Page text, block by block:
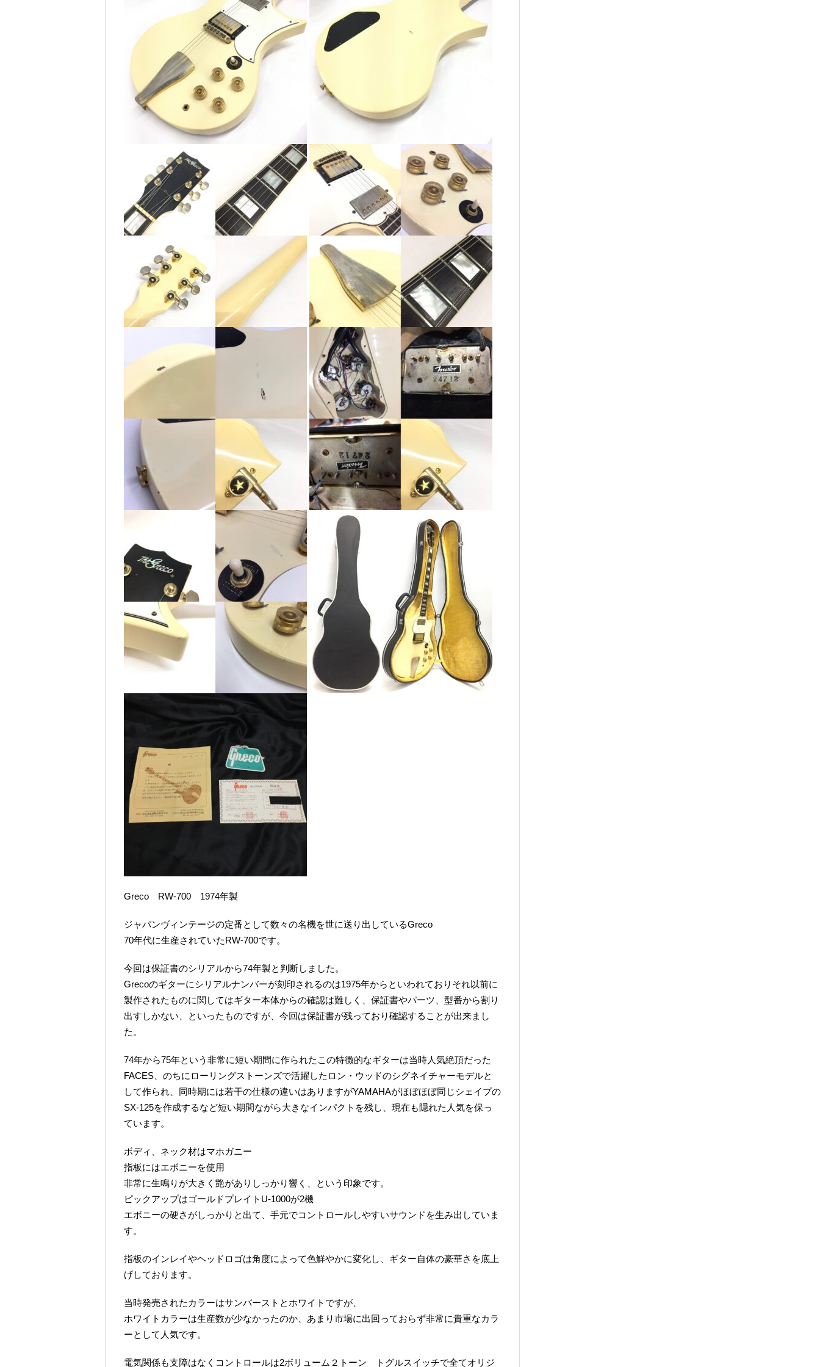
Greco RW-700 1974年製
ジャパンヴィンテージの定番として数々の名機を世に送り出しているGreco
70年代に生産されていたRW-700です。
今回は保証書のシリアルから74年製と判断しました。
Grecoのギターにシリアルナンバーが刻印されるのは1975年からといわれておりそれ以前に
製作されたものに関してはギター本体からの確認は難しく、保証書やパーツ、型番から割り
出すしかない、といったものですが、今回は保証書が残っており確認することが出来まし
た。
74年から75年という非常に短い期間に作られたこの特徴的なギターは当時人気絶頂だった
FACES、のちにローリングストーンズで活躍したロン・ウッドのシグネイチャーモデルと
して作られ、同時期には若干の仕様の違いはありますがYAMAHAがほぼほぼ同じシェイプの
SX-125を作成するなど短い期間ながら大きなインパクトを残し、現在も隠れた人気を保っ
ています。
ボディ、ネック材はマホガニー
指板にはエボニーを使用
非常に生鳴りが大きく艶がありしっかり響く、という印象です。
ピックアップはゴールドプレイトU-1000が2機
エボニーの硬さがしっかりと出て、手元でコントロールしやすいサウンドを生み出していま
す。
指板のインレイやヘッドロゴは角度によって色鮮やかに変化し、ギター自体の豪華さを底上
げしております。
当時発売されたカラーはサンバーストとホワイトですが、
ホワイトカラーは生産数が少なかったのか、あまり市場に出回っておらず非常に貴重なカラ
ーとして人気です。
電気関係も支障はなくコントロールは2ボリューム２トーン トグルスイッチで全てオリジ